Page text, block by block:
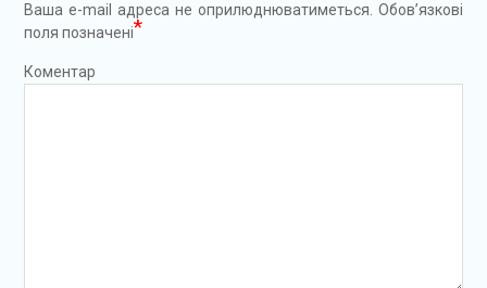
Ваша e-mail адреса не оприлюднюватиметься. Обов’язкові
поля позначені*
Коментар